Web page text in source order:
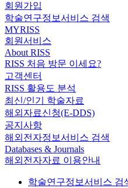
회원가입
학술연구정보서비스 검색
MYRISS
회원서비스
About RISS
RISS 처음 방문 이세요?
고객센터
RISS 활용도 분석
최신/인기 학술자료
해외자료신청(E-DDS)
공지사항
해외전자정보서비스 검색
Databases & Journals
해외전자자료 이용안내
학술연구정보서비스 검